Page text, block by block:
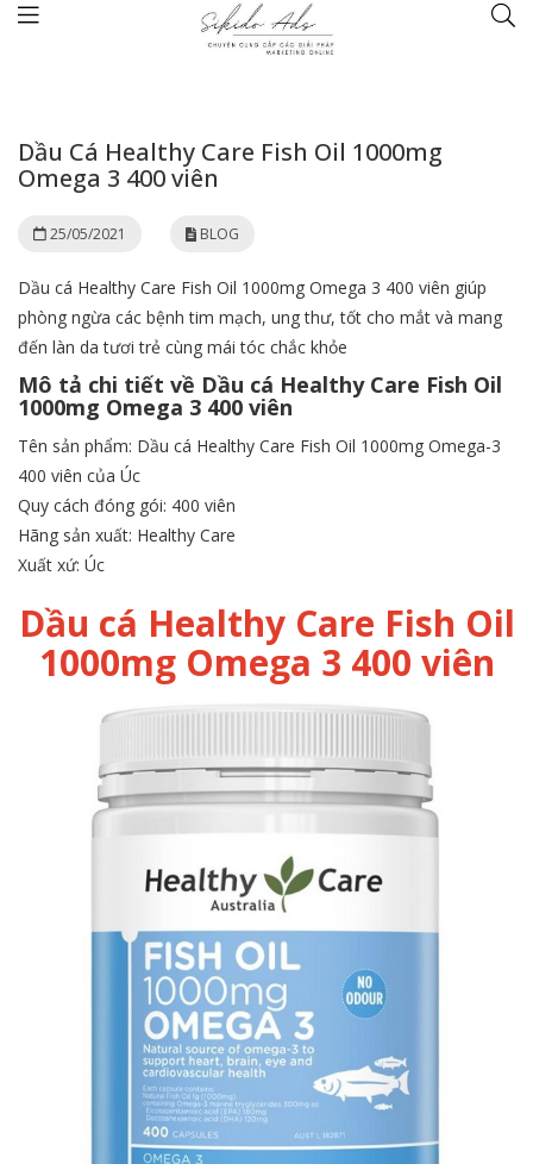
Dầu Cá Healthy Care Fish Oil 1000mg
Omega 3 400 viên
25/05/2021 BLOG
Dầu cá Healthy Care Fish Oil 1000mg Omega 3 400 viên giúp
phòng ngừa các bệnh tim mạch, ung thư, tốt cho mắt và mang
đến làn da tươi trẻ cùng mái tóc chắc khỏe
Mô tả chi tiết về Dầu cá Healthy Care Fish Oil
1000mg Omega 3 400 viên
Tên sản phẩm: Dầu cá Healthy Care Fish Oil 1000mg Omega-3
400 viên của Úc
Quy cách đóng gói: 400 viên
Hãng sản xuất: Healthy Care
Xuất xứ: Úc
Dầu cá Healthy Care Fish Oil
1000mg Omega 3 400 viên